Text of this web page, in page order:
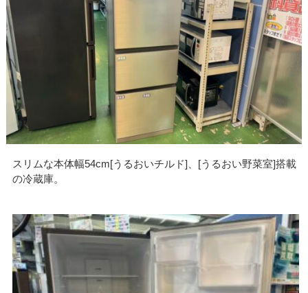
スリムな本体幅54cm[うるおいチルド]、[うるおい野菜室]搭載
の冷蔵庫。